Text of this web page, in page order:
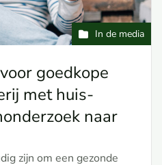
In de media
goedkope
met huis-
naar
zijn om een gezonde